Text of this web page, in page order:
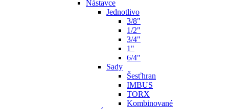
Nástavce
Jednotlivo
3/8"
1/2"
3/4"
1"
6/4"
Sady
Šesťhran
IMBUS
TORX
Kombinované